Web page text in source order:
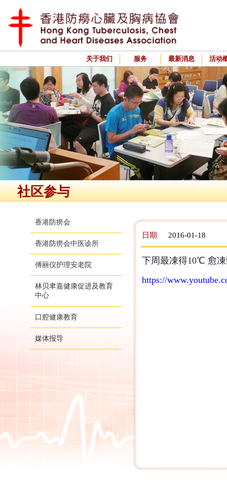
关于我们 服务 最新消息 活动
社区参与
香港防痨会
香港防痨会中医诊所
傅丽仪护理安老院
林贝聿嘉健康促进及教育
中心
口腔健康教育
媒体报导
日期 2016-01-18
下周最凍得10℃ 愈
https://